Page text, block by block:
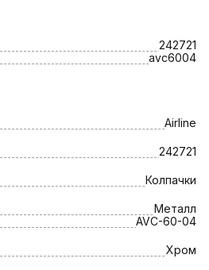
242721
avc6004
Airline
242721
Колпачки
Металл
AVC-60-04
Хром